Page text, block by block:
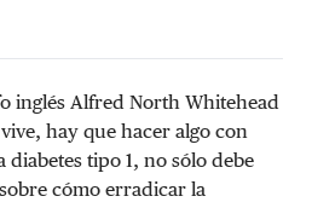
inglés Alfred North Whitehead
hay que hacer algo con
diabetes tipo 1, no sólo debe
cómo erradicar la